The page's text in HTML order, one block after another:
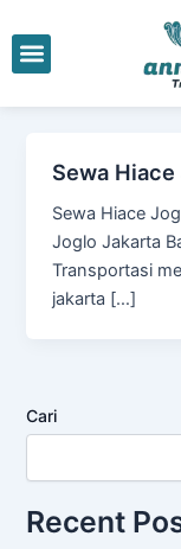
ke
konten
Menu
Sewa
Sewa Hiace
Joglo Jakarta
Transportasi
jakarta […]
Cari
Recent